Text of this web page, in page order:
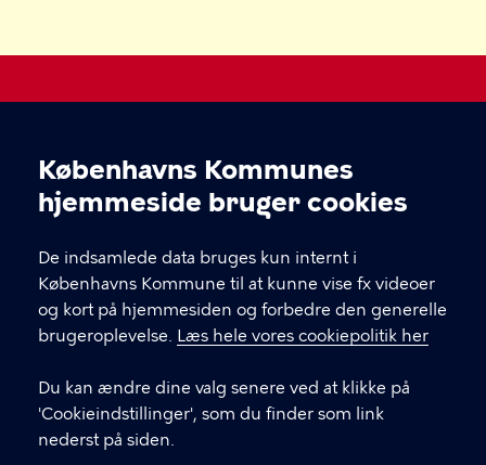
Cookieindstillinger
Københavns Kommunes
hjemmeside bruger cookies
De indsamlede data bruges kun internt i
Københavns Kommune til at kunne vise fx videoer
og kort på hjemmesiden og forbedre den generelle
brugeroplevelse. Læs hele vores cookiepolitik her
Du kan ændre dine valg senere ved at klikke på
'Cookieindstillinger', som du finder som link
nederst på siden.
Kultur-, Fritids- og Borgerserviceforvaltningen
KONTAKT
LINKS
Kontakt os
De bemandede legepladser på Facebook